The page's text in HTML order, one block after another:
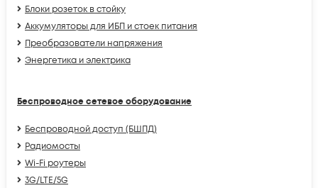
Блоки розеток в стойку
Аккумуляторы для ИБП и стоек питания
Преобразователи напряжения
Энергетика и электрика
Беспроводное сетевое оборудование
Беспроводной доступ (БШПД)
Радиомосты
Wi-Fi роутеры
3G/LTE/5G